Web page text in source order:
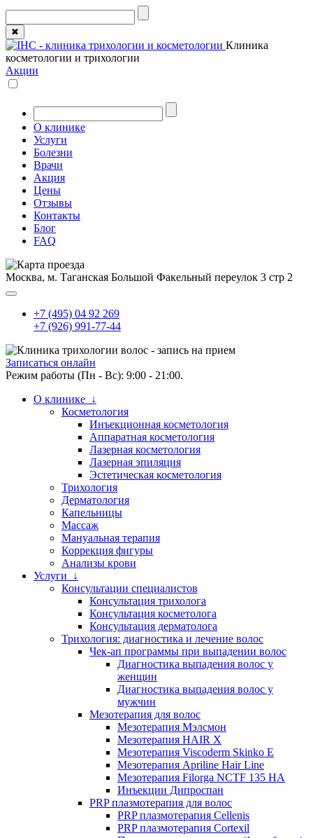
✖
Клиника
косметологии и трихологии
Акции
О клинике
Услуги
Болезни
Врачи
Акция
Цены
Отзывы
Контакты
Блог
FAQ
Москва, м. Таганская Большой Факельный переулок 3 стр 2
+7 (495) 04 92 269
+7 (926) 991-77-44
Записаться онлайн
Режим работы (Пн - Вс): 9:00 - 21:00.
О клинике ↓
Косметология
Инъекционная косметология
Аппаратная косметология
Лазерная косметология
Лазерная эпиляция
Эстетическая косметология
Трихология
Дерматология
Капельницы
Массаж
Мануальная терапия
Коррекция фигуры
Анализы крови
Услуги ↓
Консультации специалистов
Консультация трихолога
Консультация косметолога
Консультация дерматолога
Трихология: диагностика и лечение волос
Чек-ап программы при выпадении волос
Диагностика выпадения волос у
женщин
Диагностика выпадения волос у
мужчин
Мезотерапия для волос
Мезотерапия Мэлсмон
Мезотерапия HAIR X
Мезотерапия Viscoderm Skinko E
Мезотерапия Apriline Hair Line
Мезотерапия Filorga NCTF 135 HA
Инъекции Дипроспан
PRP плазмотерапия для волос
PRP плазмотерапия Cellenis
PRP плазмотерапия Cortexil